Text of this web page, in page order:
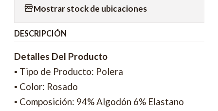
Mostrar stock de ubicaciones
DESCRIPCIÓN
Detalles Del Producto
▪ Tipo de Producto: Polera
▪ Color: Rosado
▪ Composición: 94% Algodón 6% Elastano